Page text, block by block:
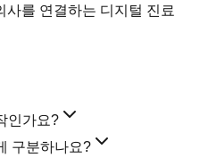
사를 연결하는 디지털 진료
인가요?
구분하나요?